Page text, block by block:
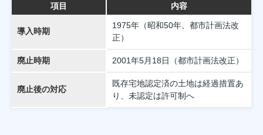
項目 内容
導入時期
1975年（昭和50年、都市計画法改
正）
廃止時期 2001年5月18日（都市計画法改正）
廃止後の対応
既存宅地認定済の土地は経過措置あ
り、未認定は許可制へ